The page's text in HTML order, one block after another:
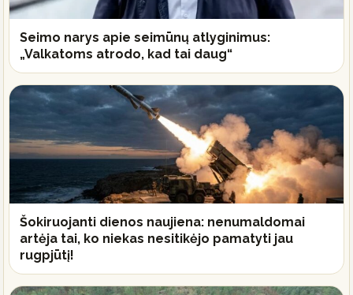
Seimo narys apie seimūnų atlyginimus:
„Valkatoms atrodo, kad tai daug“
Šokiruojanti dienos naujiena: nenumaldomai
artėja tai, ko niekas nesitikėjo pamatyti jau
rugpjūtį!